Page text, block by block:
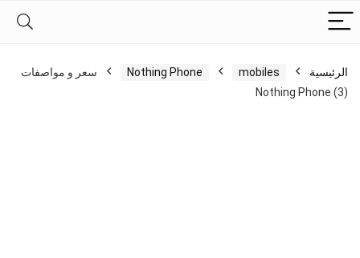
الرئيسية mobiles
Nothing Phone
سعر و مواصفات
Nothing Phone (3)